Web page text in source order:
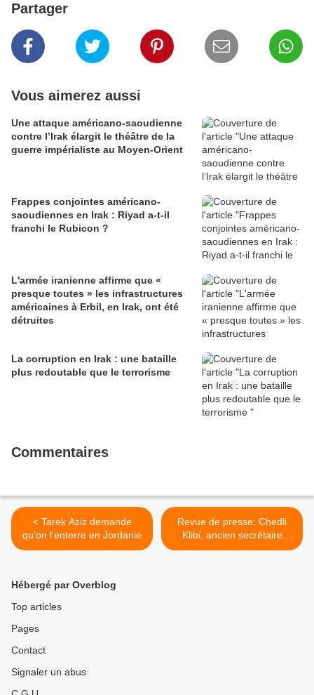
Partager
Vous aimerez aussi
Une attaque américano-saoudienne
contre l’Irak élargit le théâtre de la
guerre impérialiste au Moyen-Orient
Frappes conjointes américano-
saoudiennes en Irak : Riyad a-t-il
franchi le Rubicon ?
L'armée iranienne affirme que «
presque toutes » les infrastructures
américaines à Erbil, en Irak, ont été
détruites
La corruption en Irak : une bataille
plus redoutable que le terrorisme
Commentaires
< Tarek Aziz demande
qu'on l'enterre en Jordanie
Revue de presse: Chedli
Klibi, ancien secrétaire
général de la Ligue Arabe,
Hébergé par Overblog
Top articles
Pages
Contact
Signaler un abus